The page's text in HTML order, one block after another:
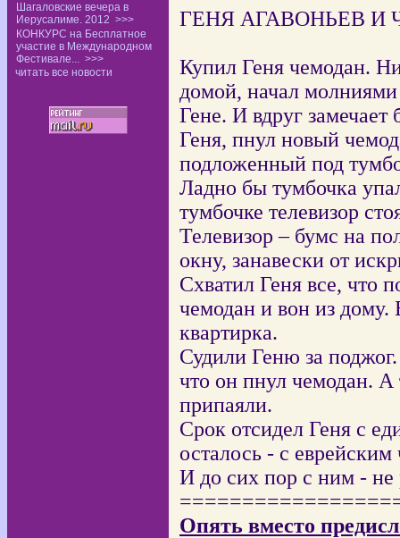
Шагаловские вечера в
Иерусалиме. 2012 >>>
КОНКУРС на Бесплатное
участие в Международном
Фестивале... >>>
читать все новости
ГЕНЯ АГАВОНЬЕВ И
Купил Геня чемодан.
домой, начал
Гене. И вдруг замечает
Геня, пнул новый
подложенный под
Ладно бы тумбочка
тумбочке телевизор
Телевизор – бумс на
окну, занавески от
Схватил Геня все, что
чемодан и вон из дому.
квартирка.
Судили Геню за
что он пнул чемодан.
припаяли.
Срок отсидел Геня с
осталось - с
И до сих пор с ним - не
Опять вместо